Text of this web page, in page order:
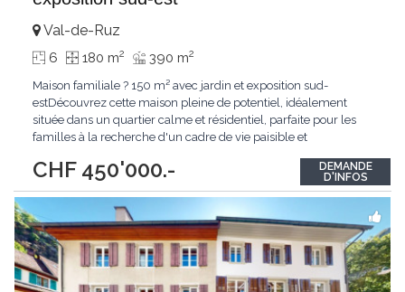
CHF 450'000.-
Val-de-Ruz
6 180 m2 390 m2
Maison familiale ? 150 m² avec jardin et exposition sud-
estDécouvrez cette maison pleine de potentiel, idéalement
située dans un quartier calme et résidentiel, parfaite pour les
familles à la recherche d'un cadre de vie paisible et
exposition sud-est, garantissant une luminosité naturelle
optimale tout au long de la journée.Développant...
DEMANDE
D'INFOS